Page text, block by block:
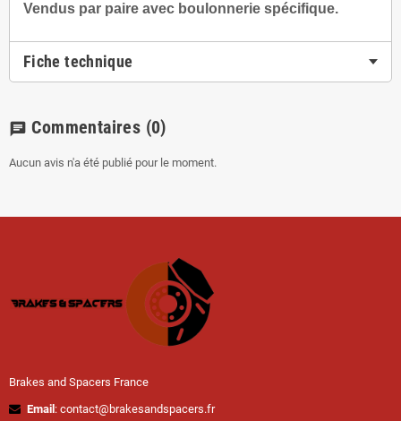
Vendus par paire avec boulonnerie spécifique.
Fiche technique
chat Commentaires (0)
Aucun avis n'a été publié pour le moment.
Brakes and Spacers France
Email : contact@brakesandspacers.fr